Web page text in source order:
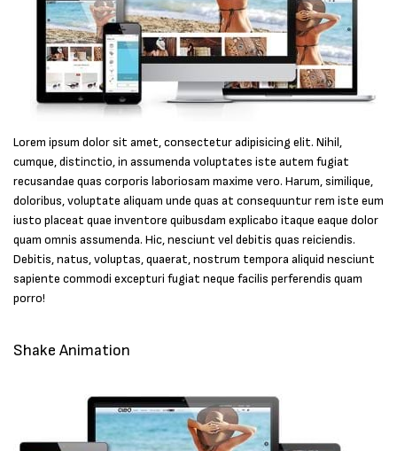
Lorem ipsum dolor sit amet, consectetur adipisicing elit. Nihil,
cumque, distinctio, in assumenda voluptates iste autem fugiat
recusandae quas corporis laboriosam maxime vero. Harum, similique,
doloribus, voluptate aliquam unde quas at consequuntur rem iste eum
iusto placeat quae inventore quibusdam explicabo itaque eaque dolor
quam omnis assumenda. Hic, nesciunt vel debitis quas reiciendis.
Debitis, natus, voluptas, quaerat, nostrum tempora aliquid nesciunt
sapiente commodi excepturi fugiat neque facilis perferendis quam
porro!
Shake Animation